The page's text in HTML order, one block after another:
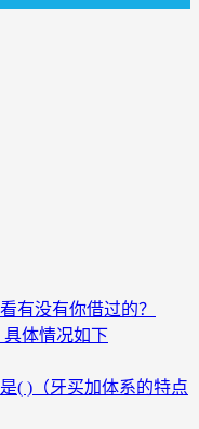
有没有你借过的？
体情况如下
( )（牙买加体系的特点